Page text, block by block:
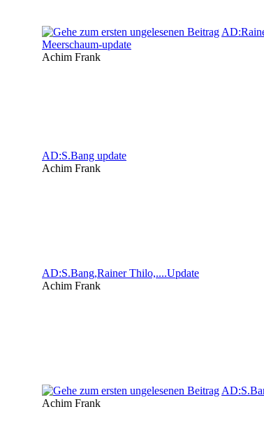
Meerschaum-update
Achim Frank
AD:S.Bang update
Achim Frank
AD:S.Bang,Rainer Thilo,....Update
Achim Frank
Achim Frank